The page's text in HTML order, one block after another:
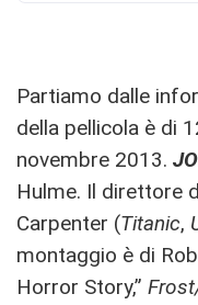
Partiamo dalle
della pellicola è di
novembre 2013.
Hulme. Il direttore
Carpenter (Titanic,
montaggio è di
Horror Story,”